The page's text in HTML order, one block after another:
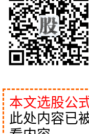
本文选股公
此处内容已